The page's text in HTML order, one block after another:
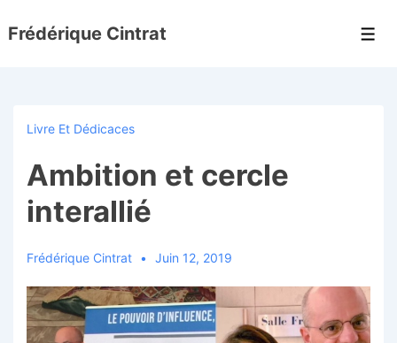
passer
Frédérique Cintrat
Livre Et Dédicaces
Ambition et cercle
interallié
Frédérique Cintrat Juin 12, 2019